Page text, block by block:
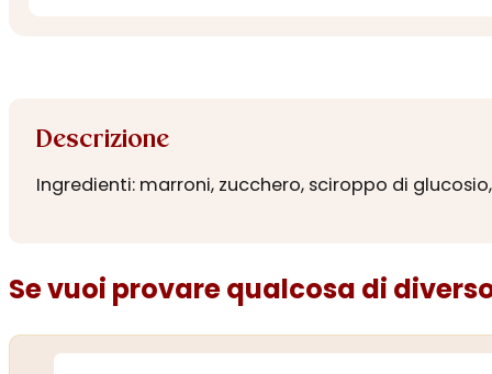
Descrizione
Ingredienti: marroni, zucchero, sciroppo di
Se vuoi provare qualcosa di